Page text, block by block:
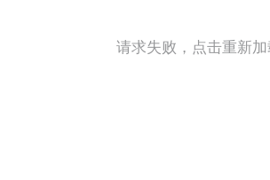
请求失败，点击重新加